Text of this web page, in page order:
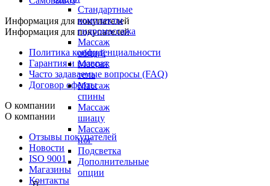
Стандартные
комплекты
гидромассажа
Массаж
общий
Массаж
тела
Массаж
спины
Массаж
шиацу
Массаж
ног
Подсветка
Дополнительные
опции
Информация для покупателей
Информация для покупателей
Политика конфиденциальности
Гарантия и возврат
Часто задаваемые вопросы (FAQ)
Договор оферты
О компании
О компании
Отзывы покупателей
Новости
ISO 9001
Магазины
Контакты